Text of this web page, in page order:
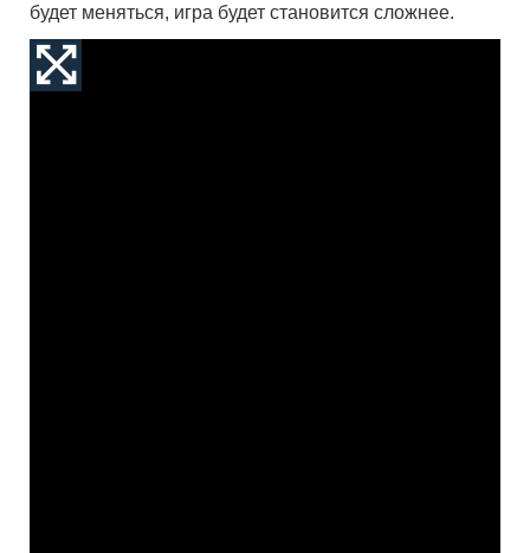
будет меняться, игра будет становится сложнее.